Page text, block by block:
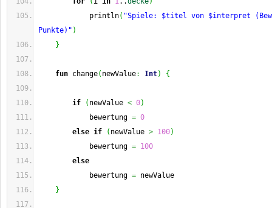
println( "Spiele: $titel von $interpret
Punkte)" )
}
fun change( newValue: Int) {
if ( newValue < 0)
bewertung = 0
else if ( newValue > 100)
bewertung = 100
else
bewertung = newValue
}